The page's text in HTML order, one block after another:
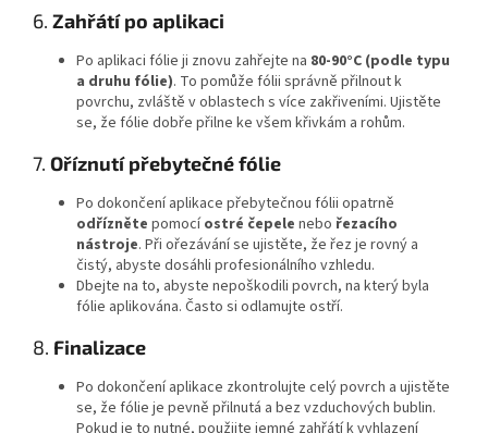
6. Zahřátí po aplikaci
Po aplikaci fólie ji znovu zahřejte na 80-90°C (podle typu
a druhu fólie). To pomůže fólii správně přilnout k
povrchu, zvláště v oblastech s více zakřiveními. Ujistěte
se, že fólie dobře přilne ke všem křivkám a rohům.
7. Oříznutí přebytečné fólie
Po dokončení aplikace přebytečnou fólii opatrně
odřízněte pomocíostré čepele nebo řezacího
nástroje. Při ořezávání se ujistěte, že řez je rovný a
čistý, abyste dosáhli profesionálního vzhledu.
Dbejte na to, abyste nepoškodili povrch, na který byla
fólie aplikována. Často si odlamujte ostří.
8. Finalizace
Po dokončení aplikace zkontrolujte celý povrch a ujistěte
se, že fólie je pevně přilnutá a bez vzduchových bublin.
Pokud je to nutné, použijte jemné zahřátí k vyhlazení